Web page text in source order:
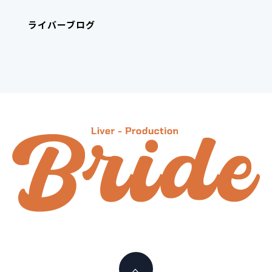
ライバーブログ